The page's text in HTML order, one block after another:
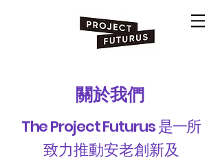
關於我們
The Project Futurus 是一所
致力推動安老創新及